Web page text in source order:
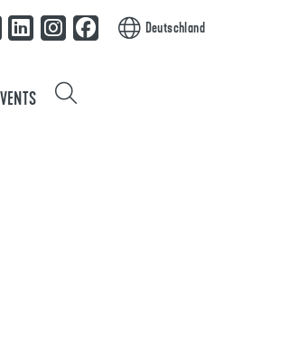
Deutschland